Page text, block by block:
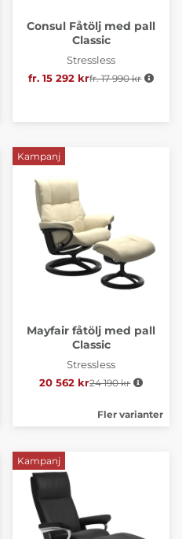
Consul Fåtölj med pall
Classic
Stressless
fr. 15 292 krOrdinarie pris:
fr. 17 990 kr
Kampanj
Mayfair fåtölj med pall
Classic
Stressless
20 562 krOrdinarie pris:
24 190 kr
Fler varianter
Kampanj